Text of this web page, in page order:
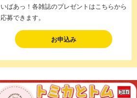
いばあっ！各雑誌のプレゼントはこちらから
応募できます。
お申込み